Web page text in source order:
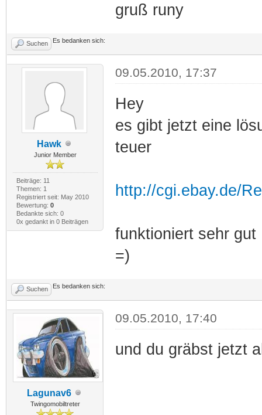
gruß runy
Suchen Es bedanken sich:
Hawk
Junior Member
Beiträge: 11
Themen: 1
Registriert seit: May 2010
Bewertung: 0
Bedankte sich: 0
0x gedankt in 0 Beiträgen
09.05.2010, 17:37
Hey
es gibt jetzt eine
teuer
http://cgi.ebay.de/
funktioniert sehr gut
=)
Suchen Es bedanken sich:
Lagunav6
Twingomobiltreter
09.05.2010, 17:40
und du gräbst jetzt